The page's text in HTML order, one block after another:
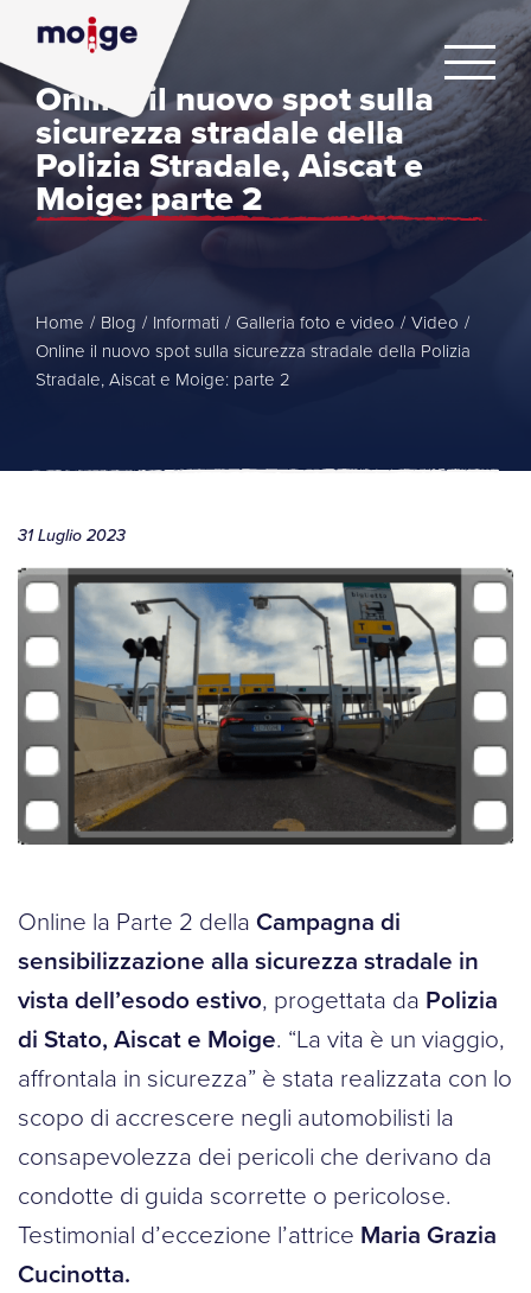
Online il nuovo spot sulla
sicurezza stradale della
Polizia Stradale, Aiscat e
Moige: parte 2
Home / Blog / Informati / Galleria foto e video / Video /
Online il nuovo spot sulla sicurezza stradale della Polizia
Stradale, Aiscat e Moige: parte 2
31 Luglio 2023
Online la Parte 2 della Campagna di
sensibilizzazione alla sicurezza stradale in
vista dell’esodo estivo, progettata da Polizia
di Stato, Aiscat e Moige. “La vita è un viaggio,
affrontala in sicurezza” è stata realizzata con lo
scopo di accrescere negli automobilisti la
consapevolezza dei pericoli che derivano da
condotte di guida scorrette o pericolose.
Testimonial d’eccezione l’attrice Maria Grazia
Cucinotta.